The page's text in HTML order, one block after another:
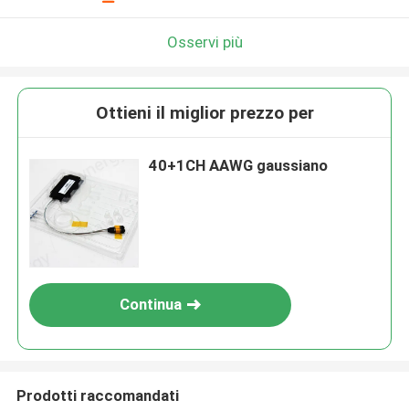
Osservi più
Ottieni il miglior prezzo per
40+1CH AAWG gaussiano
Continua
Prodotti raccomandati